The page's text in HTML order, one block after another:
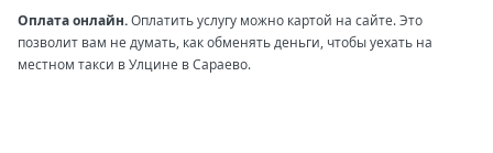
Оплата онлайн.Оплатить услугу можно картой на сайте. Это
позволит вам не думать, как обменять деньги, чтобы уехать на
местном такси в Улцине в Сараево.